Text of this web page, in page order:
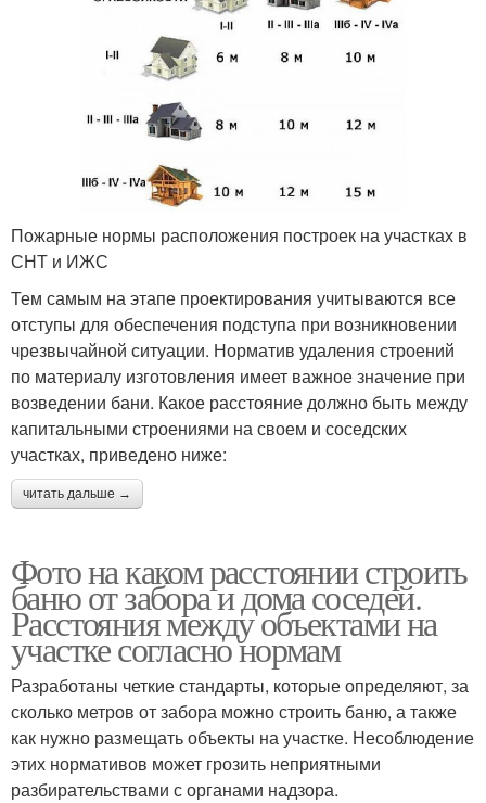
Пожарные нормы расположения построек на участках в
СНТ и ИЖС
Тем самым на этапе проектирования учитываются все
отступы для обеспечения подступа при возникновении
чрезвычайной ситуации. Норматив удаления строений
по материалу изготовления имеет важное значение при
возведении бани. Какое расстояние должно быть между
капитальными строениями на своем и соседских
участках, приведено ниже:
читать дальше →
Фото на каком расстоянии строить
баню от забора и дома соседей.
Расстояния между объектами на
участке согласно нормам
Разработаны четкие стандарты, которые определяют, за
сколько метров от забора можно строить баню, а также
как нужно размещать объекты на участке. Несоблюдение
этих нормативов может грозить неприятными
разбирательствами с органами надзора.